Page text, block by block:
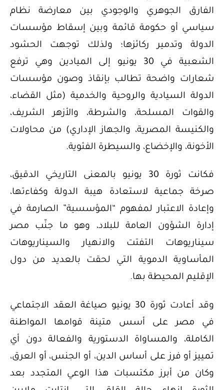
الفارق الجوهري والوجودي بين معارضة نظام
سياسي أو حكومة قائمة وبين إسقاط مؤسسات
الدولة وتدمير ركائزها؛ ولذلك توجهت الحشود
الشعبية في 30 يونيو إلى الميادين وهي ترفع
شعارات واضحة تطالب بإنقاذ وصون مؤسسات
الدولة السيادية والروحية والخدمية (مثل القضاء،
والقوات المسلحة، والشرطة، والأزهر الشريف،
والكنيسة المصرية، والجهاز الإداري) من محاولات
الأخونة، والإخضاع، والسيطرة الفئوية.
فكانت ثورة 30 يونيو بالمعنى التاريخي الدقيق،
صرخة جماعية لاستعادة هيبة الدولة وكفاءتها،
وإعادة الاعتبار لمفهوم “المؤسسية” الصارمة في
إدارة الشؤون العامة للبلاد، وهو ما جنّب مصر
سيناريوهات التفتت والانهيار والسيناريوهات
المأساوية الدموية التي لحقت بالعديد من دول
الإقليم المحيطة بها.
وقد أعادت ثورة 30 يونيو صياغة العقد الاجتماعي
في مصر على أسس متينة قوامها المواطنة
الكاملة، والمساواة الدستورية والفعالة دون أي
تمييز أو فرز على أساس الدين، أو الجنس، أو العرق،
وكان من أبرز مكتسبات هذا الوعي المتجدد بعد